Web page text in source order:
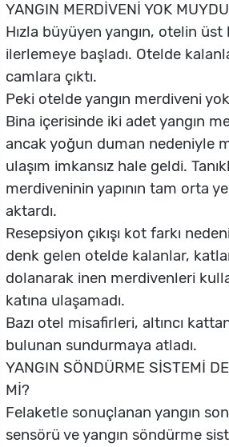
YANGIN MERDİVENİ YOK
Hızla büyüyen yangın, otelin üst
ilerlemeye başladı. Otelde
camlara çıktı.
Peki otelde yangın merdiveni
Bina içerisinde iki adet yangın
ancak yoğun duman nedeniyle
ulaşım imkansız hale geldi.
merdiveninin yapının tam orta
aktardı.
Resepsiyon çıkışı kot farkı
denk gelen otelde kalanlar,
dolanarak inen merdivenleri
katına ulaşamadı.
Bazı otel misafirleri, altıncı
bulunan sundurmaya atladı.
YANGIN SÖNDÜRME SİSTEMİ
Mİ?
Felaketle sonuçlanan yangın
sensörü ve yangın söndürme